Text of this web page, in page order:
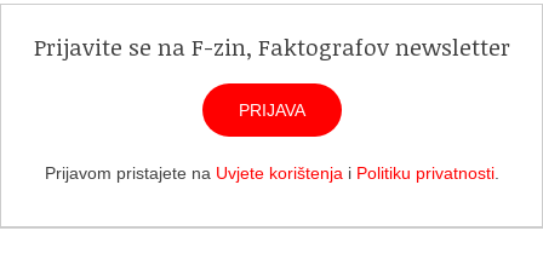
Prijavite se na F-zin, Faktografov newsletter
PRIJAVA
Prijavom pristajete na Uvjete korištenja i Politiku privatnosti.